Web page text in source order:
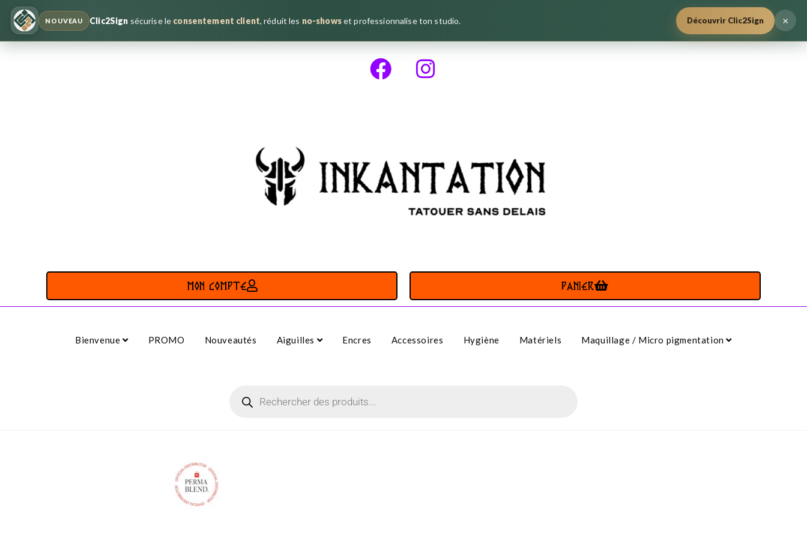
NOUVEAU Clic2Sign sécurise le consentement client, réduit les no-showset professionnalise ton studio. Découvrir Clic2Sign ×
MON COMPTE PANIER
Bienvenue PROMO Nouveautés Aiguilles Encres Accessoires Hygiène Matériels Maquillage / Micro pigmentation